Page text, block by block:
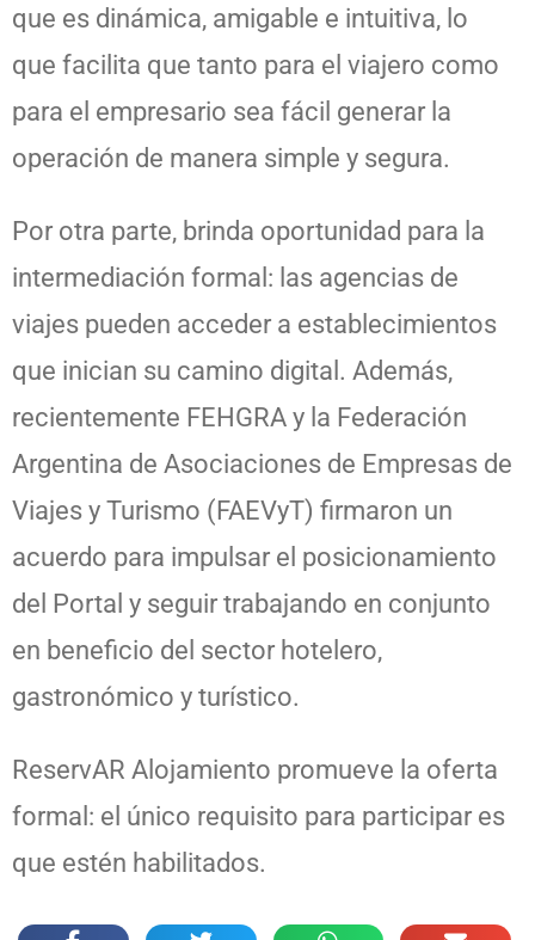
que es dinámica, amigable e intuitiva, lo
que facilita que tanto para el viajero como
para el empresario sea fácil generar la
operación de manera simple y segura.
Por otra parte, brinda oportunidad para la
intermediación formal: las agencias de
viajes pueden acceder a establecimientos
que inician su camino digital. Además,
recientemente FEHGRA y la Federación
Argentina de Asociaciones de Empresas de
Viajes y Turismo (FAEVyT) firmaron un
acuerdo para impulsar el posicionamiento
del Portal y seguir trabajando en conjunto
en beneficio del sector hotelero,
gastronómico y turístico.
ReservAR Alojamiento promueve la oferta
formal: el único requisito para participar es
que estén habilitados.